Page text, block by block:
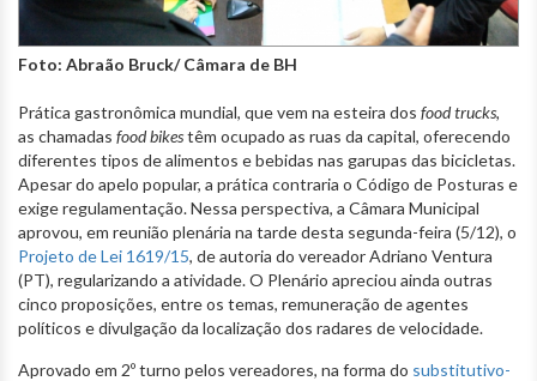
Foto: Abraão Bruck/ Câmara de BH
Prática gastronômica mundial, que vem na esteira dos food trucks,
as chamadas food bikestêm ocupado as ruas da capital, oferecendo
diferentes tipos de alimentos e bebidas nas garupas das bicicletas.
Apesar do apelo popular, a prática contraria o Código de Posturas e
exige regulamentação. Nessa perspectiva, a Câmara Municipal
aprovou, em reunião plenária na tarde desta segunda-feira (5/12), o
Projeto de Lei 1619/15, de autoria do vereador Adriano Ventura
(PT), regularizando a atividade. O Plenário apreciou ainda outras
cinco proposições, entre os temas, remuneração de agentes
políticos e divulgação da localização dos radares de velocidade.
Aprovado em 2º turno pelos vereadores, na forma do substitutivo-